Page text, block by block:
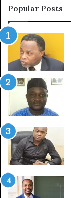
sous
Popular Posts